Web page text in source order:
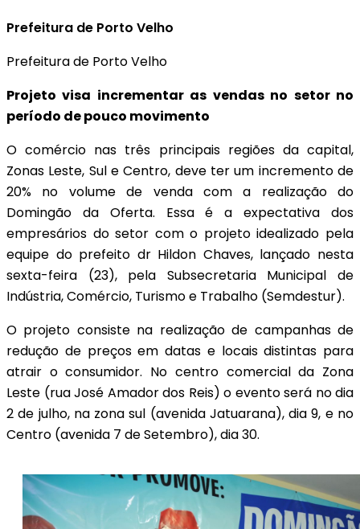
Prefeitura de Porto Velho
Prefeitura de Porto Velho
Projeto visa incrementar as vendas no setor no
período de pouco movimento
O comércio nas três principais regiões da capital,
Zonas Leste, Sul e Centro, deve ter um incremento de
20% no volume de venda com a realização do
Domingão da Oferta. Essa é a expectativa dos
empresários do setor com o projeto idealizado pela
equipe do prefeito dr Hildon Chaves, lançado nesta
sexta-feira (23), pela Subsecretaria Municipal de
Indústria, Comércio, Turismo e Trabalho (Semdestur).
O projeto consiste na realização de campanhas de
redução de preços em datas e locais distintas para
atrair o consumidor. No centro comercial da Zona
Leste (rua José Amador dos Reis) o evento será no dia
2 de julho, na zona sul (avenida Jatuarana), dia 9, e no
Centro (avenida 7 de Setembro), dia 30.